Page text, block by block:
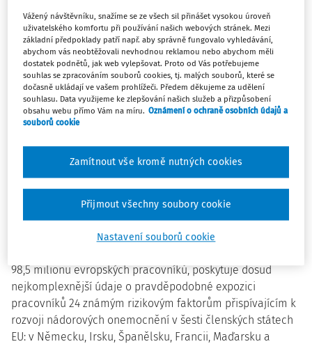
Podle průzkumu expozice pracovníků rizikovým faktorům
(WES) přispívajícím k rozvoji nádorových onemocnění jako
nemoci z povolání v Evropě mohlo být téměř 47 milionů
pracovníků v EU během posledního pracovního týdne
vystaveno nejméně jednomu rizikovému faktoru
přispívajícímu k rozvoji nádorových onemocnění. Průzkum,
který provádí Evropská agentura pro bezpečnost a
významné nedostatky v prevenci a zdůrazňuje naléhavou
potřebu cílených intervencí založených na důkazech s
cílem chránit zdraví pracovníků a snížit zátěž spojenou s
nádorovými onemocněními souvisejícími s povoláním v
98,5 milionu evropských pracovníků, poskytuje dosud
nejkomplexnější údaje o pravděpodobné expozici
pracovníků 24 známým rizikovým faktorům přispívajícím k
rozvoji nádorových onemocnění v šesti členských státech
EU: v Německu, Irsku, Španělsku, Francii, Maďarsku a
Vážený návštěvníku, snažíme se ze všech sil přinášet vysokou úroveň
uživatelského komfortu při používání našich webových stránek. Mezi
základní předpoklady patří např. aby správně fungovalo vyhledávání,
abychom vás neobtěžovali nevhodnou reklamou nebo abychom měli
dostatek podnětů, jak web vylepšovat. Proto od Vás potřebujeme
souhlas se zpracováním souborů cookies, tj. malých souborů, které se
dočasně ukládají ve vašem prohlížeči. Předem děkujeme za udělení
souhlasu. Data využijeme ke zlepšování našich služeb a přizpůsobení
obsahu webu přímo Vám na míru. Oznámení o ochraně osobních údajů a
souborů cookie
Nastavení souborů cookie
Zamítnout vše kromě nutných cookies
Přijmout všechny soubory cookie